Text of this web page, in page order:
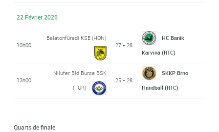
22 Février 2026
10h00
Balatonfüredi KSE (HON)
27 - 28
HC Banik
Karvina (RTC)
13h00
Nilufer Bld Bursa BSK
(TUR)
25 - 28
SKKP Brno
Handball (RTC)
Quarts de finale